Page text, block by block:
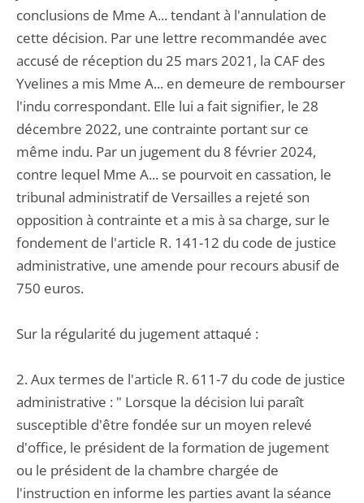
conclusions de Mme A... tendant à l'annulation de
cette décision. Par une lettre recommandée avec
accusé de réception du 25 mars 2021, la CAF des
Yvelines a mis Mme A... en demeure de rembourser
l'indu correspondant. Elle lui a fait signifier, le 28
décembre 2022, une contrainte portant sur ce
même indu. Par un jugement du 8 février 2024,
contre lequel Mme A... se pourvoit en cassation, le
tribunal administratif de Versailles a rejeté son
opposition à contrainte et a mis à sa charge, sur le
fondement de l'article R. 141-12 du code de justice
administrative, une amende pour recours abusif de
750 euros.
Sur la régularité du jugement attaqué :
2. Aux termes de l'article R. 611-7 du code de justice
administrative : " Lorsque la décision lui paraît
susceptible d'être fondée sur un moyen relevé
d'office, le président de la formation de jugement
ou le président de la chambre chargée de
l'instruction en informe les parties avant la séance